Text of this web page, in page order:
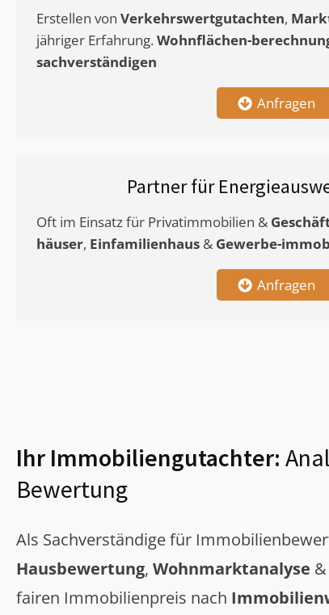
Erstellen von Verkehrswertgutachten,
jähriger Erfahrung. Wohnflächen-
sachverständigen
Anfragen
Partner für
Oft im Einsatz für Privatimmobilien &
häuser, Einfamilienhaus & Gewerbe-
Anfragen
Ihr Immobiliengutachter:
Bewertung
Als Sachverständige für
Hausbewertung, Wohnmarktanalyse &
fairen Immobilienpreis nach